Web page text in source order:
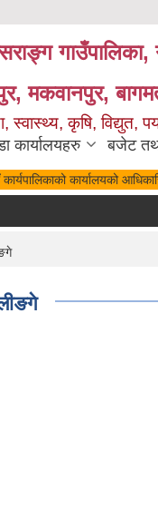
गाउँपालिका,
मकवानपुर,
स्वास्थ्य, कृषि, विद्युत,
कार्यालयहरु बजेट
कार्यपालिकाको कार्यालयको